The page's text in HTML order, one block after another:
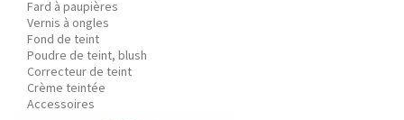
Fard à paupières
Vernis à ongles
Fond de teint
Poudre de teint, blush
Correcteur de teint
Crème teintée
Accessoires